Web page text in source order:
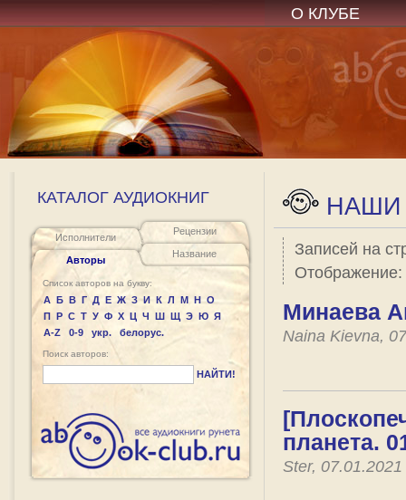
О КЛУБЕ
КАТАЛОГ АУДИОКНИГ
Исполнители
Авторы
Рецензии
Название
Список авторов на букву:
А Б В Г Д Е Ж З И К Л М Н О
П Р С Т У Ф Х Ц Ч Ш Щ Э Ю Я
A-Z
0-9 укр. белорус.
Поиск авторов:
НАЙТИ!
НАШИ
Записей на
Отображение:
Минаева
Naina Kievna,
планета.
Ster,